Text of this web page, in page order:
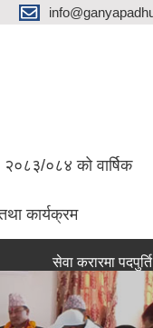
०८४ को वार्षिक
कार्यक्रम
सेवा करारमा पदपुर्ति